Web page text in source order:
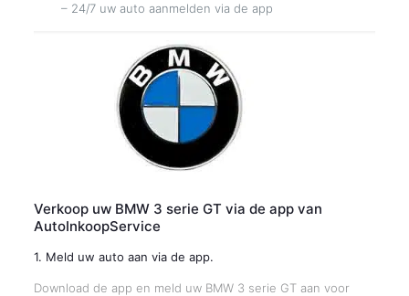
– 24/7 uw auto aanmelden via de app
Verkoop uw BMW 3 serie GT via de app van
AutoInkoopService
1. Meld uw auto aan via de app.
Download de app en meld uw BMW 3 serie GT aan voor